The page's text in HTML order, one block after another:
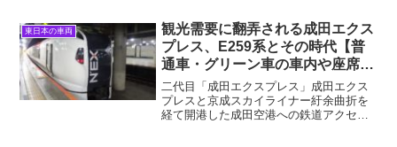
両方の車両があります。 本記事で扱うの
は...
東日本の車両
観光需要に翻弄される成田エクス
プレス、E259系とその時代【普
通車・グリーン車の車内や座席な
ど】
二代目「成田エクスプレス」成田エクス
プレスと京成スカイライナー紆余曲折を
経て開港した成田空港への鉄道アクセス